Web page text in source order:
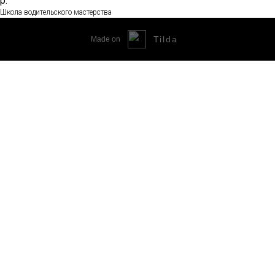
Школа водительского мастерства
Made on Tilda